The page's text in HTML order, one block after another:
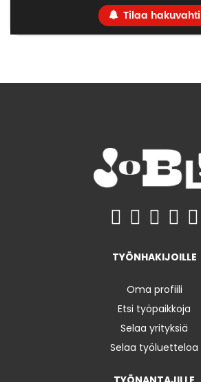
Tilaa hakuvahti
TYÖNHAKIJOILLE
Oma profiili
Etsi työpaikkoja
Selaa yrityksiä
Selaa työluetteloa